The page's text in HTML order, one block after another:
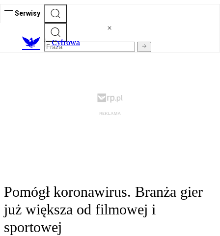
Serwisy
Cyfrowa
Pomógł koronawirus. Branża gier
już większa od filmowej i
sportowej